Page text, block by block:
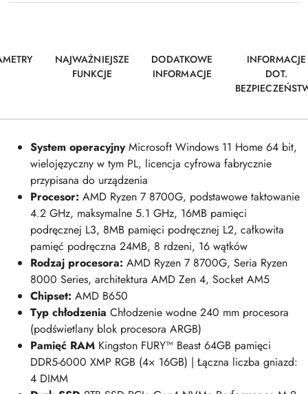
NAJWAŻNIEJSZE
FUNKCJE
DODATKOWE
INFORMACJE
INFORMACJE
DOT.
System operacyjnyMicrosoft Windows 11 Home 64 bit,
wielojęzyczny w tym PL, licencja cyfrowa fabrycznie
przypisana do urządzenia
Procesor: AMD Ryzen 7 8700G, podstawowe taktowanie
4.2 GHz, maksymalne 5.1 GHz, 16MB pamięci
podręcznej L3, 8MB pamięci podręcznej L2, całkowita
pamięć podręczna 24MB, 8 rdzeni, 16 wątków
Rodzaj procesora: AMD Ryzen 7 8700G, Seria Ryzen
8000 Series, architektura AMD Zen 4, Socket AM5
Chipset: AMD B650
Typ chłodzenia Chłodzenie wodne 240 mm procesora
(podświetlany blok procesora ARGB)
Pamięć RAM Kingston FURY™ Beast 64GB pamięci
DDR5-6000 XMP RGB (4× 16GB) | Łączna liczba gniazd:
4 DIMM